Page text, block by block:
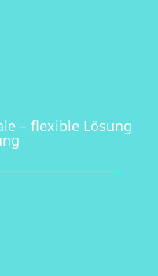
– flexible Lösung